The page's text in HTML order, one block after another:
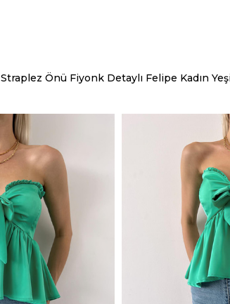
Straplez Önü Fiyonk Detaylı Felipe Kadın